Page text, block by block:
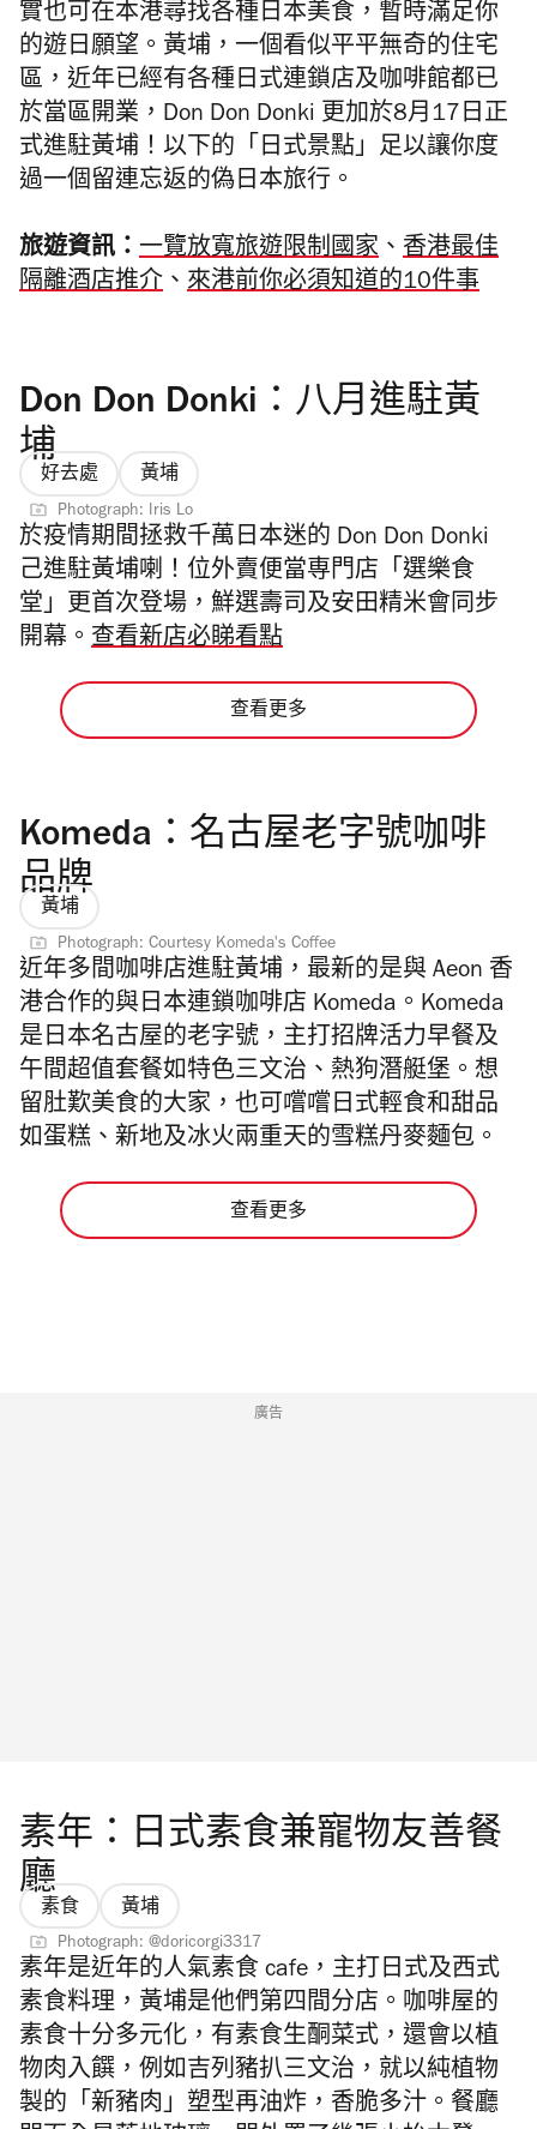
實也可在本港尋找各種日本美食，暫時滿足你
的遊日願望。黃埔，一個看似平平無奇的住宅
區，近年已經有各種日式連鎖店及咖啡館都已
於當區開業，Don Don Donki 更加於8月17日正
式進駐黃埔！以下的「日式景點」足以讓你度
過一個留連忘返的偽日本旅行。
旅遊資訊： 一覽放寬旅遊限制國家 、 香港最佳
隔離酒店推介 、 來港前你必須知道的10件事
Don Don Donki：八月進駐黃
埔
好去處 黃埔
Photograph: Iris Lo
於疫情期間拯救千萬日本迷的 Don Don Donki
己進駐黃埔喇！位外賣便當専門店「選樂食
堂」更首次登場，鮮選壽司及安田精米會同步
開幕。 查看新店必睇看點
查看更多
Komeda：名古屋老字號咖啡
品牌
黃埔
Photograph: Courtesy Komeda's Coffee
近年多間咖啡店進駐黃埔，最新的是與 Aeon 香
港合作的與日本連鎖咖啡店 Komeda。Komeda
是日本名古屋的老字號，主打招牌活力早餐及
午間超值套餐如特色三文治、熱狗潛艇堡。想
留肚歎美食的大家，也可嚐嚐日式輕食和甜品
如蛋糕、新地及冰火兩重天的雪糕丹麥麵包。
查看更多
廣告
素年：日式素食兼寵物友善餐
廳
素食 黃埔
Photograph: @doricorgi3317
素年是近年的人氣素食 cafe，主打日式及西式
素食料理，黃埔是他們第四間分店。咖啡屋的
素食十分多元化，有素食生酮菜式，還會以植
物肉入饌，例如吉列豬扒三文治，就以純植物
製的「新豬肉」塑型再油炸，香脆多汁。 餐廳